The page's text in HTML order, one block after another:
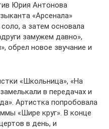
Юрия Антонова
«Арсенала»
а затем основала
замужем давно»,
обрел новое звучание и
«Школьница», «На
в передачах и
Артистка попробовала
«Шире круг». В конце
в день, и